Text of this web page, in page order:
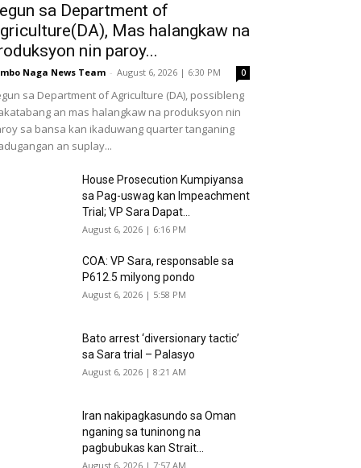
sa Department of
Mas halangkaw na
nin paroy...
Naga News Team - August 6, 2026 | 6:30 PM 0
sa Department of Agriculture (DA), possibleng
an mas halangkaw na produksyon nin
sa bansa kan ikaduwang quarter tanganing
an suplay...
House Prosecution Kumpiyansa
sa Pag-uswag kan Impeachment
Trial; VP Sara Dapat...
August 6, 2026 | 6:16 PM
COA: VP Sara, responsable sa
P612.5 milyong pondo
August 6, 2026 | 5:58 PM
Bato arrest ‘diversionary tactic’
sa Sara trial – Palasyo
August 6, 2026 | 8:21 AM
Iran nakipagkasundo sa Oman
nganing sa tuninong na
pagbubukas kan Strait...
August 6, 2026 | 7:57 AM